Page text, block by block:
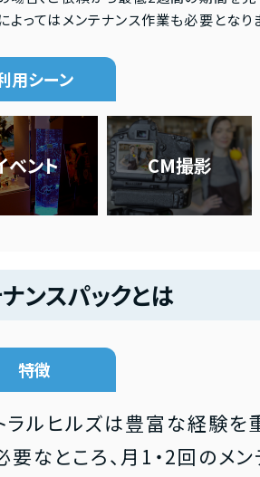
ってはメンテナンス作業も必要となり
用シーン
ベント CM撮影
ンスパックとは
特徴
ラルヒルズは豊富な経験
要なところ、月1・2回のメ